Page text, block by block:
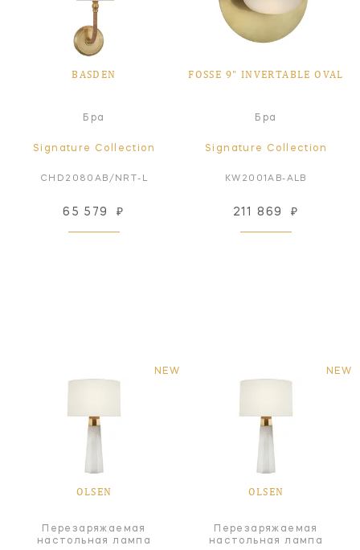
BASDEN
Бра
Signature Collection
CHD2080AB/NRT-L
65 579 ₽
FOSSE 9" INVERTABLE OVAL
Бра
Signature Collection
KW2001AB-ALB
211 869 ₽
NEW
OLSEN
Перезаряжаемая
настольная лампа
NEW
OLSEN
Перезаряжаемая
настольная лампа